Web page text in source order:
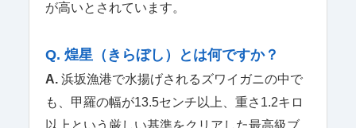
が高いとされています。
Q. 煌星（きらぼし）とは何ですか？
A.浜坂漁港で水揚げされるズワイガニの中で
も、甲羅の幅が13.5センチ以上、重さ1.2キロ
以上という厳しい基準をクリアした最高級ブ